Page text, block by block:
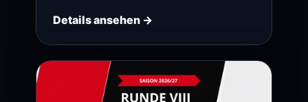
Details ansehen →